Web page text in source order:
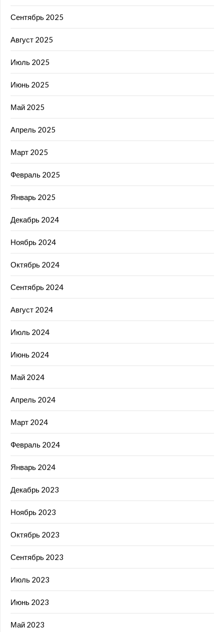
Сентябрь 2025
Август 2025
Июль 2025
Июнь 2025
Май 2025
Апрель 2025
Март 2025
Февраль 2025
Январь 2025
Декабрь 2024
Ноябрь 2024
Октябрь 2024
Сентябрь 2024
Август 2024
Июль 2024
Июнь 2024
Май 2024
Апрель 2024
Март 2024
Февраль 2024
Январь 2024
Декабрь 2023
Ноябрь 2023
Октябрь 2023
Сентябрь 2023
Июль 2023
Июнь 2023
Май 2023